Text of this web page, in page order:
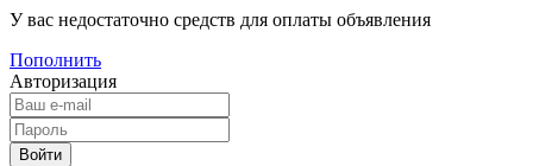
У вас недостаточно средств для оплаты объявления
Пополнить
Авторизация